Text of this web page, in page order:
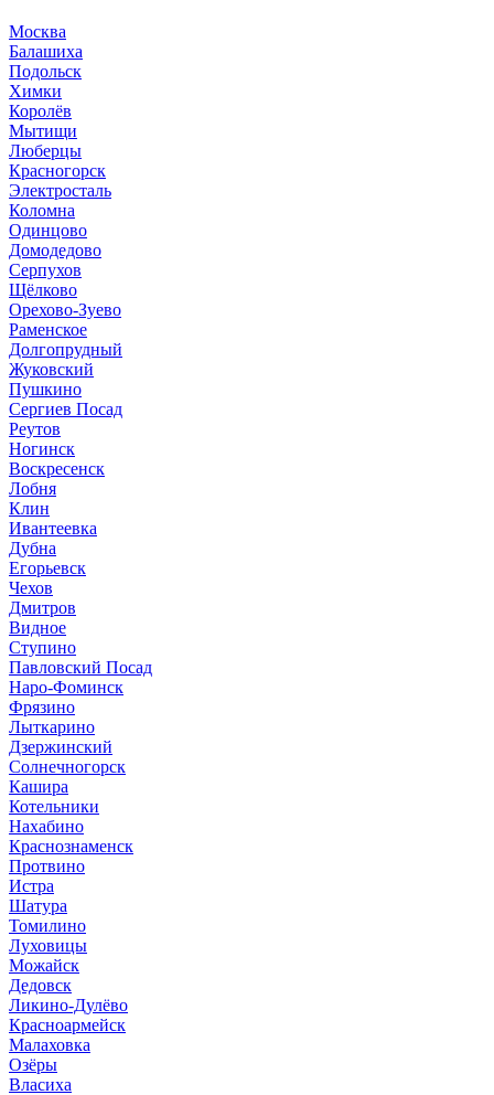
Москва
Балашиха
Подольск
Химки
Королёв
Мытищи
Люберцы
Красногорск
Электросталь
Коломна
Одинцово
Домодедово
Серпухов
Щёлково
Орехово-Зуево
Раменское
Долгопрудный
Жуковский
Пушкино
Сергиев Посад
Реутов
Ногинск
Воскресенск
Лобня
Клин
Ивантеевка
Дубна
Егорьевск
Чехов
Дмитров
Видное
Ступино
Павловский Посад
Наро-Фоминск
Фрязино
Лыткарино
Дзержинский
Солнечногорск
Кашира
Котельники
Нахабино
Краснознаменск
Протвино
Истра
Шатура
Томилино
Луховицы
Можайск
Дедовск
Ликино-Дулёво
Красноармейск
Малаховка
Озёры
Власиха